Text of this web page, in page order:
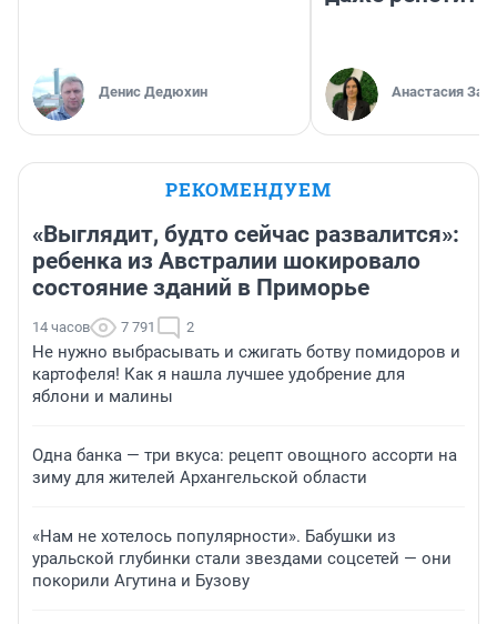
Денис Дедюхин Анастасия
РЕКОМЕНДУЕМ
«Выглядит, будто сейчас развалится»:
ребенка из Австралии шокировало
состояние зданий в Приморье
14 часов 7 791 2
Не нужно выбрасывать и сжигать ботву помидоров и
картофеля! Как я нашла лучшее удобрение для
яблони и малины
Одна банка — три вкуса: рецепт овощного ассорти на
зиму для жителей Архангельской области
«Нам не хотелось популярности». Бабушки из
уральской глубинки стали звездами соцсетей — они
покорили Агутина и Бузову